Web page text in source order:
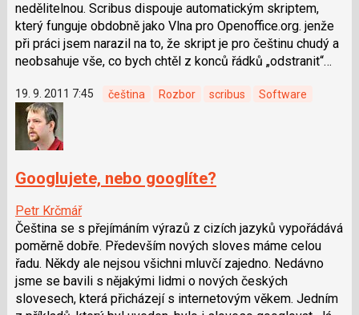
nedělitelnou. Scribus dispouje automatickým skriptem,
který funguje obdobně jako Vlna pro Openoffice.org. jenže
při práci jsem narazil na to, že skript je pro češtinu chudý a
neobsahuje vše, co bych chtěl z konců řádků „odstranit“…
19. 9. 2011 7:45 čeština Rozbor scribus Software
Googlujete, nebo googlíte?
Petr Krčmář
Čeština se s přejímáním výrazů z cizích jazyků vypořádává
poměrně dobře. Především nových sloves máme celou
řadu. Někdy ale nejsou všichni mluvčí zajedno. Nedávno
jsme se bavili s nějakými lidmi o nových českých
slovesech, která přicházejí s internetovým věkem. Jedním